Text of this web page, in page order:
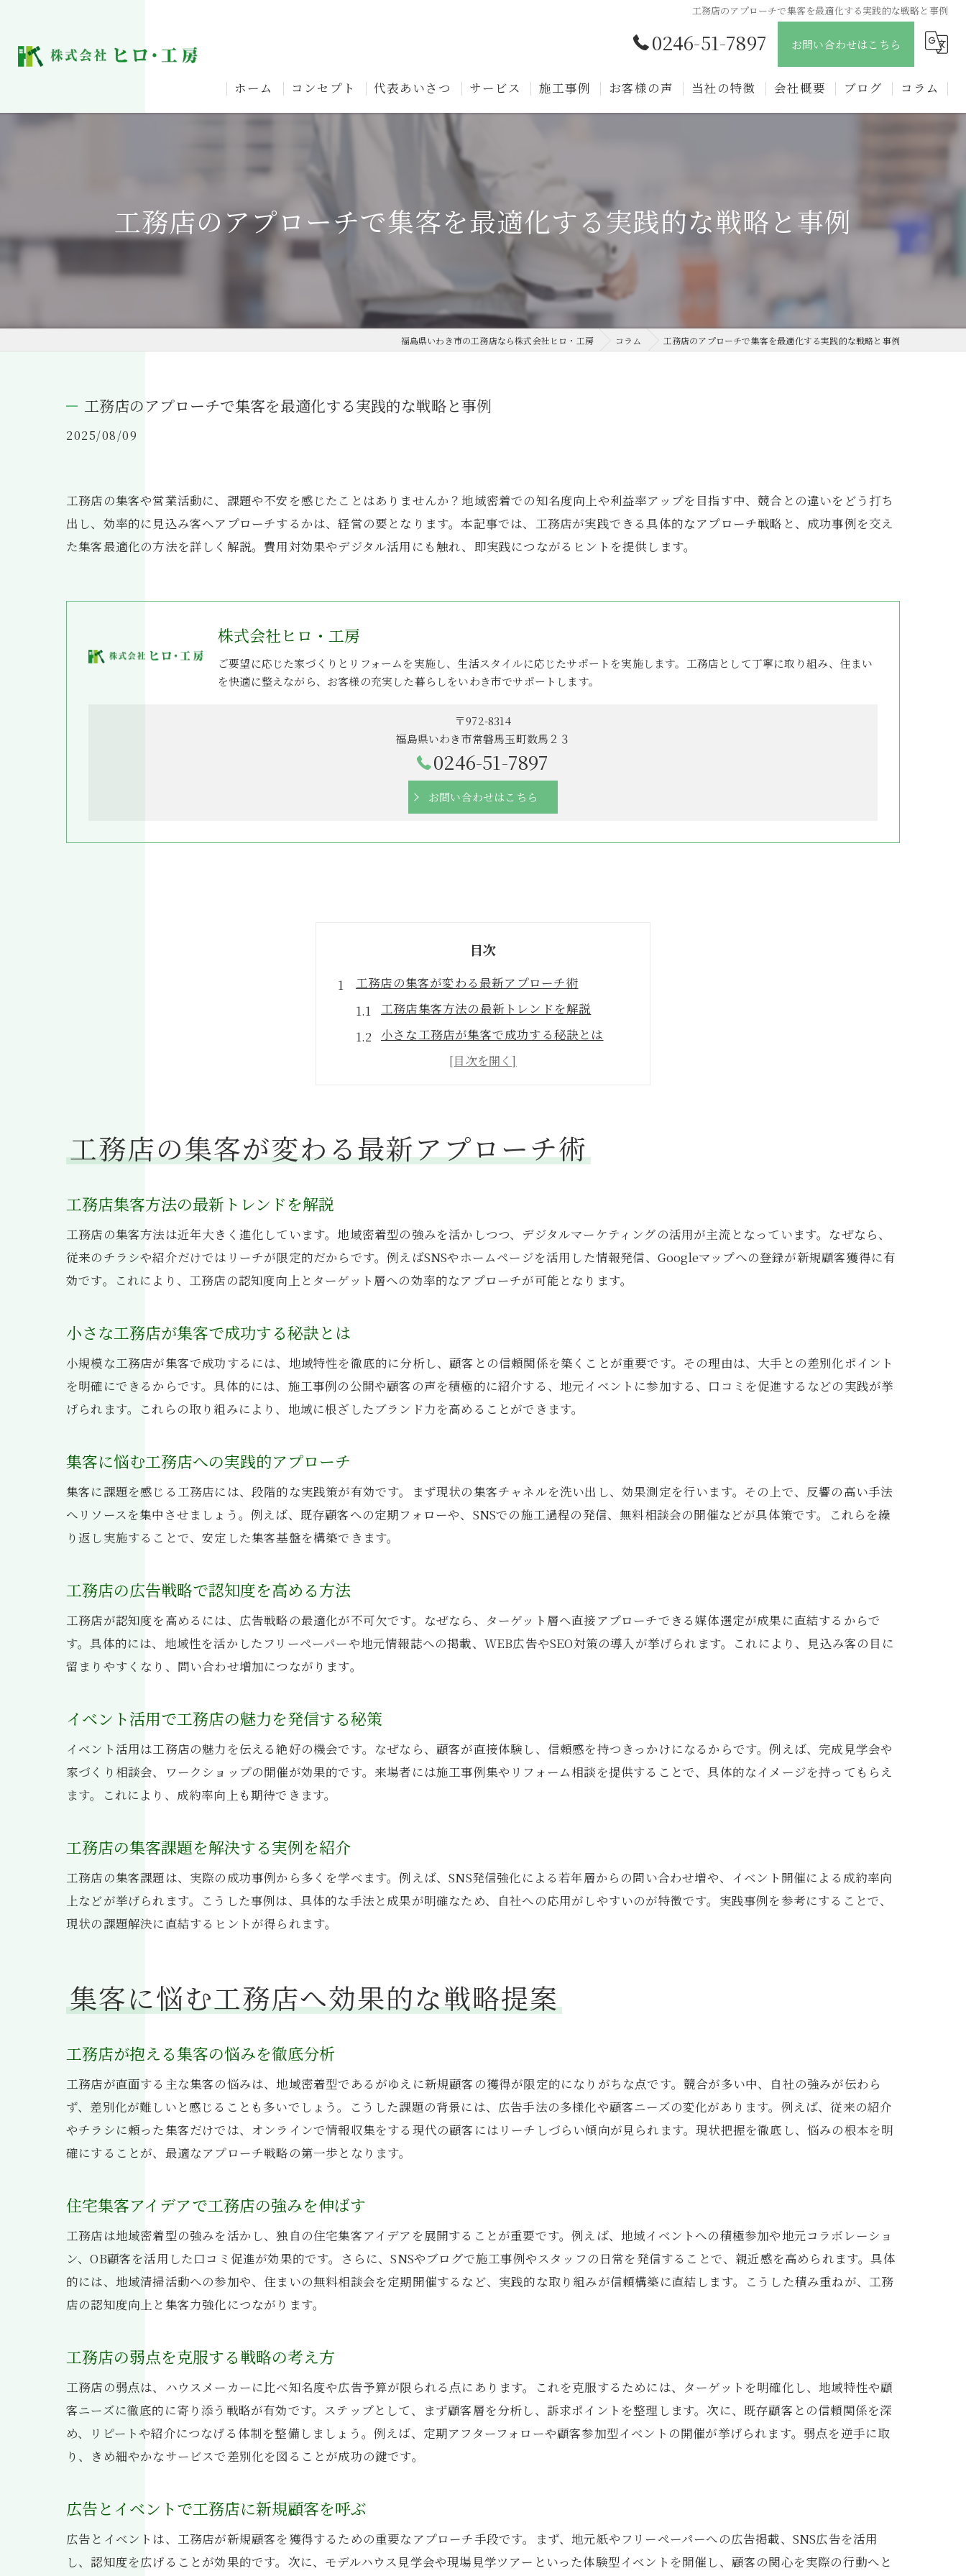
工務店のアプローチで集客を最適化する実践的な戦略と事例
0246-51-7897 お問い合わせはこちら
ホーム コンセプト 代表あいさつ サービス 施工事例 お客様の声 当社の特徴 会社概要 ブログ コラム
工務店のアプローチで集客を最適化する実践的な戦略と事例
福島県いわき市の工務店なら株式会社ヒロ・工房 コラム 工務店のアプローチで集客を最適化する実践的な戦略と事例
工務店のアプローチで集客を最適化する実践的な戦略と事例
2025/08/09
工務店の集客や営業活動に、課題や不安を感じたことはありませんか？地域密着での知名度向上や利益率アップを目指す中、競合との違いをどう打ち
出し、効率的に見込み客へアプローチするかは、経営の要となります。本記事では、工務店が実践できる具体的なアプローチ戦略と、成功事例を交え
た集客最適化の方法を詳しく解説。費用対効果やデジタル活用にも触れ、即実践につながるヒントを提供します。
株式会社ヒロ・工房
ご要望に応じた家づくりとリフォームを実施し、生活スタイルに応じたサポートを実施します。工務店として丁寧に取り組み、住まい
を快適に整えながら、お客様の充実した暮らしをいわき市でサポートします。
〒972-8314
福島県いわき市常磐馬玉町数馬２３
0246-51-7897
お問い合わせはこちら
目次
工務店の集客が変わる最新アプローチ術
工務店集客方法の最新トレンドを解説
小さな工務店が集客で成功する秘訣とは
集客に悩む工務店への実践的アプローチ
工務店の集客課題を解決する実例を紹介
集客に悩む工務店へ効果的な戦略提案
工務店の弱点を克服する戦略の考え方
広告とイベントで工務店に新規顧客を呼ぶ
工務店の利益率アップに効く集客戦略とは
費用対効果を意識した工務店広告の実践法
工務店は儲かるかを事例から読み解く
小さな工務店でも活かせる集客アイデア集
工務店ならではの広告活用術を紹介
地域密着型の工務店が選ばれる理由とは
ハウスメーカーと差別化する工務店戦略
集客方法で勝負する工務店の戦略ポイント
広告とイベントで工務店の魅力を発信する方法
小さな工務店でもできる広告戦略を紹介
住宅集客アイデアでイベント来場率を向上
集客に成功した工務店の実例から学ぶ工夫
工務店集客の弱点を克服した具体的事例
小さな工務店が集客で成果を出した方法
地域密着型工務店が成功するための秘訣とは
地域密着型工務店の集客ポイントを解説
口コミと紹介で工務店集客力を高める方法
地域に根ざす工務店の強みを最大限に発揮
工務店の集客が変わる最新アプローチ術
工務店集客方法の最新トレンドを解説
工務店の集客方法は近年大きく進化しています。地域密着型の強みを活かしつつ、デジタルマーケティングの活用が主流となっています。なぜなら、
従来のチラシや紹介だけではリーチが限定的だからです。例えばSNSやホームページを活用した情報発信、Googleマップへの登録が新規顧客獲得に有
効です。これにより、工務店の認知度向上とターゲット層への効率的なアプローチが可能となります。
小さな工務店が集客で成功する秘訣とは
小規模な工務店が集客で成功するには、地域特性を徹底的に分析し、顧客との信頼関係を築くことが重要です。その理由は、大手との差別化ポイント
を明確にできるからです。具体的には、施工事例の公開や顧客の声を積極的に紹介する、地元イベントに参加する、口コミを促進するなどの実践が挙
げられます。これらの取り組みにより、地域に根ざしたブランド力を高めることができます。
集客に悩む工務店への実践的アプローチ
集客に課題を感じる工務店には、段階的な実践策が有効です。まず現状の集客チャネルを洗い出し、効果測定を行います。その上で、反響の高い手法
へリソースを集中させましょう。例えば、既存顧客への定期フォローや、SNSでの施工過程の発信、無料相談会の開催などが具体策です。これらを繰
り返し実施することで、安定した集客基盤を構築できます。
工務店の広告戦略で認知度を高める方法
工務店が認知度を高めるには、広告戦略の最適化が不可欠です。なぜなら、ターゲット層へ直接アプローチできる媒体選定が成果に直結するからで
す。具体的には、地域性を活かしたフリーペーパーや地元情報誌への掲載、WEB広告やSEO対策の導入が挙げられます。これにより、見込み客の目に
留まりやすくなり、問い合わせ増加につながります。
イベント活用で工務店の魅力を発信する秘策
イベント活用は工務店の魅力を伝える絶好の機会です。なぜなら、顧客が直接体験し、信頼感を持つきっかけになるからです。例えば、完成見学会や
家づくり相談会、ワークショップの開催が効果的です。来場者には施工事例集やリフォーム相談を提供することで、具体的なイメージを持ってもらえ
ます。これにより、成約率向上も期待できます。
工務店の集客課題を解決する実例を紹介
工務店の集客課題は、実際の成功事例から多くを学べます。例えば、SNS発信強化による若年層からの問い合わせ増や、イベント開催による成約率向
上などが挙げられます。こうした事例は、具体的な手法と成果が明確なため、自社への応用がしやすいのが特徴です。実践事例を参考にすることで、
現状の課題解決に直結するヒントが得られます。
集客に悩む工務店へ効果的な戦略提案
工務店が抱える集客の悩みを徹底分析
工務店が直面する主な集客の悩みは、地域密着型であるがゆえに新規顧客の獲得が限定的になりがちな点です。競合が多い中、自社の強みが伝わら
ず、差別化が難しいと感じることも多いでしょう。こうした課題の背景には、広告手法の多様化や顧客ニーズの変化があります。例えば、従来の紹介
やチラシに頼った集客だけでは、オンラインで情報収集をする現代の顧客にはリーチしづらい傾向が見られます。現状把握を徹底し、悩みの根本を明
確にすることが、最適なアプローチ戦略の第一歩となります。
住宅集客アイデアで工務店の強みを伸ばす
工務店は地域密着型の強みを活かし、独自の住宅集客アイデアを展開することが重要です。例えば、地域イベントへの積極参加や地元コラボレーショ
ン、OB顧客を活用した口コミ促進が効果的です。さらに、SNSやブログで施工事例やスタッフの日常を発信することで、親近感を高められます。具体
的には、地域清掃活動への参加や、住まいの無料相談会を定期開催するなど、実践的な取り組みが信頼構築に直結します。こうした積み重ねが、工務
店の認知度向上と集客力強化につながります。
工務店の弱点を克服する戦略の考え方
工務店の弱点は、ハウスメーカーに比べ知名度や広告予算が限られる点にあります。これを克服するためには、ターゲットを明確化し、地域特性や顧
客ニーズに徹底的に寄り添う戦略が有効です。ステップとして、まず顧客層を分析し、訴求ポイントを整理します。次に、既存顧客との信頼関係を深
め、リピートや紹介につなげる体制を整備しましょう。例えば、定期アフターフォローや顧客参加型イベントの開催が挙げられます。弱点を逆手に取
り、きめ細やかなサービスで差別化を図ることが成功の鍵です。
広告とイベントで工務店に新規顧客を呼ぶ
広告とイベントは、工務店が新規顧客を獲得するための重要なアプローチ手段です。まず、地元紙やフリーペーパーへの広告掲載、SNS広告を活用
し、認知度を広げることが効果的です。次に、モデルハウス見学会や現場見学ツアーといった体験型イベントを開催し、顧客の関心を実際の行動へと